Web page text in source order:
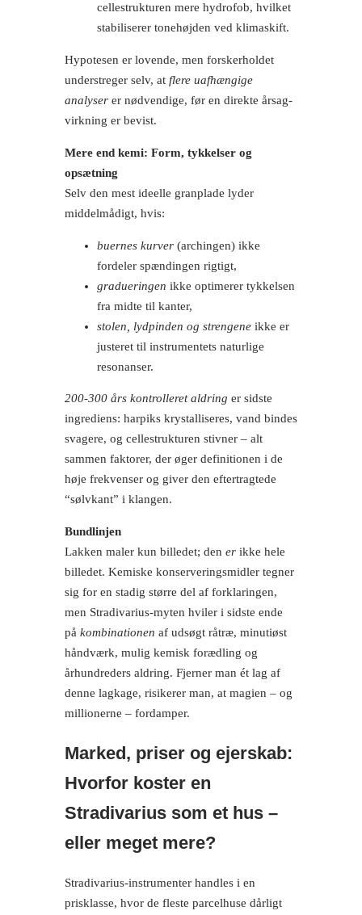
cellestrukturen mere hydrofob, hvilket
stabiliserer tonehøjden ved klimaskift.
Hypotesen er lovende, men forskerholdet
understreger selv, at flere uafhængige
analyser er nødvendige, før en direkte årsag-
virkning er bevist.
Mere end kemi: Form, tykkelser og
opsætning
Selv den mest ideelle granplade lyder
middelmådigt, hvis:
buernes kurver (archingen) ikke
fordeler spændingen rigtigt,
gradueringen ikke optimerer tykkelsen
fra midte til kanter,
stolen, lydpinden og strengene ikke er
justeret til instrumentets naturlige
resonanser.
200-300 års kontrolleret aldring er sidste
ingrediens: harpiks krystalliseres, vand bindes
svagere, og cellestrukturen stivner – alt
sammen faktorer, der øger definitionen i de
høje frekvenser og giver den eftertragtede
“sølvkant” i klangen.
Bundlinjen
Lakken maler kun billedet; den er ikke hele
billedet. Kemiske konserveringsmidler tegner
sig for en stadig større del af forklaringen,
men Stradivarius-myten hviler i sidste ende
på kombinationen af udsøgt råtræ, minutiøst
håndværk, mulig kemisk forædling og
århundreders aldring. Fjerner man ét lag af
denne lagkage, risikerer man, at magien – og
millionerne – fordamper.
Marked, priser og ejerskab:
Hvorfor koster en
Stradivarius som et hus –
eller meget mere?
Stradivarius-instrumenter handles i en
prisklasse, hvor de fleste parcelhuse dårligt